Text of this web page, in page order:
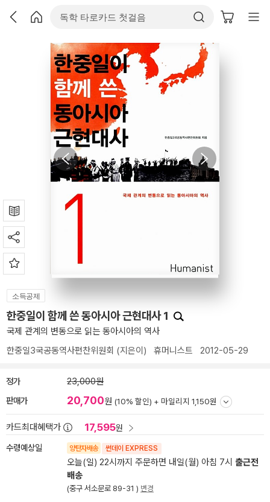
소득공제
한중일이 함께 쓴 동아시아 근현대사 1
국제 관계의 변동으로 읽는 동아시아의 역사
한중일3국공동역사편찬위원회 (지은이) 휴머니스트 2012-05-29
정가 23,000원
판매가 20,700원 (10% 할인) + 마일리지 1,150원
카드최대혜택가 17,595원
수령예상일 양탄자배송 썬데이 EXPRESS
오늘(일) 22시까지 주문하면 내일(월) 아침 7시 출근전
배송
(중구 서소문로 89-31 ) 변경